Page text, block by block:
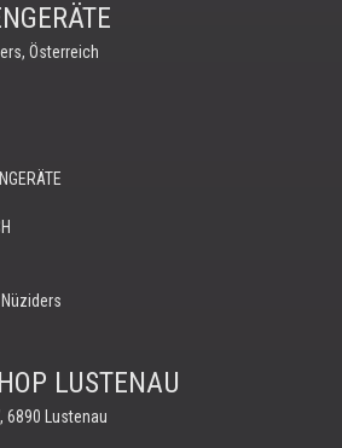
Österreich
LUSTENAU
6890 Lustenau